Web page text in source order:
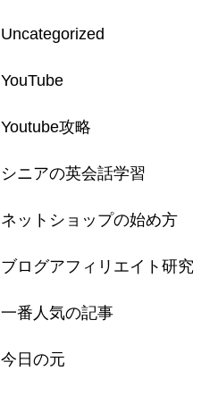
Uncategorized
YouTube
Youtube攻略
シニアの英会話学習
ネットショップの始め方
ブログアフィリエイト研究
一番人気の記事
今日の元